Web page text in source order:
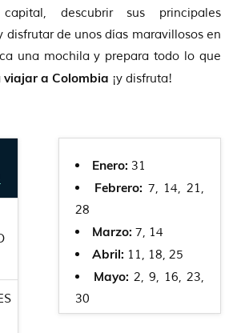
descubrir sus principales
disfrutar de unos días maravillosos en
una mochila y prepara todo lo que
viajar a Colombia ¡y disfruta!
Enero: 31
Febrero: 7, 14, 21,
28
Marzo: 7, 14
Abril: 11, 18, 25
Mayo: 2, 9, 16, 23,
30